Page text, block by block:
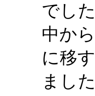
でし
中か
に移
ました